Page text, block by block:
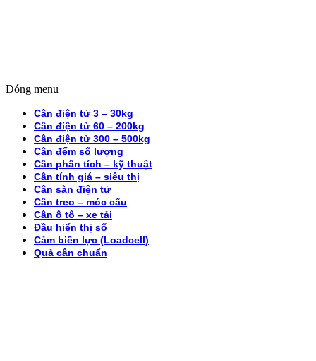
Đóng menu
Cân điện tử 3 – 30kg
Cân điện tử 60 – 200kg
Cân điện tử 300 – 500kg
Cân đếm số lượng
Cân phân tích – kỹ thuật
Cân tính giá – siêu thị
Cân sàn điện tử
Cân treo – móc cẩu
Cân ô tô – xe tải
Đầu hiển thị số
Cảm biến lực (Loadcell)
Quả cân chuẩn